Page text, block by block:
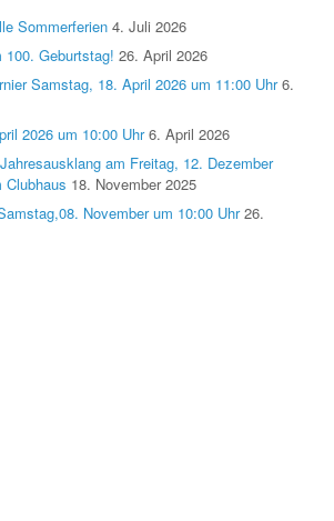
Sommerferien 4. Juli 2026
Geburtstag! 26. April 2026
Samstag, 18. April 2026 um 11:00 Uhr 6.
2026 um 10:00 Uhr 6. April 2026
am Freitag, 12. Dezember
Clubhaus 18. November 2025
November um 10:00 Uhr 26.